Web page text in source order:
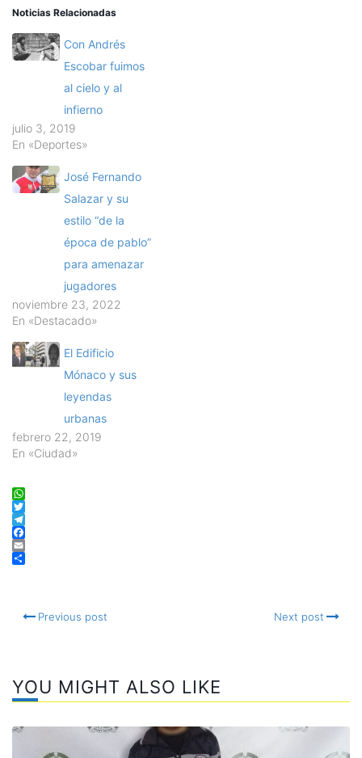
Noticias Relacionadas
Con Andrés
Escobar fuimos
al cielo y al
infierno
julio 3, 2019
En «Deportes»
José Fernando
Salazar y su
estilo “de la
época de pablo”
para amenazar
jugadores
noviembre 23, 2022
En «Destacado»
El Edificio
Mónaco y sus
leyendas
urbanas
febrero 22, 2019
En «Ciudad»
WhatsApp
Twitter
Telegram
Facebook
Email
Previous post Next post
YOU MIGHT ALSO LIKE